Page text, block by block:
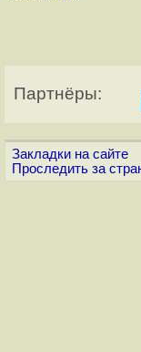
Партнёры:
Закладки на сайте
Проследить за